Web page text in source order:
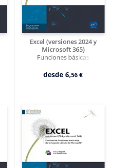
Excel (versiones 2024 y
Microsoft 365)
Funciones básicas
desde6,56 €